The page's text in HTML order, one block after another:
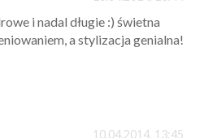
i nadal długie :) świetna
a stylizacja genialna!
10.04.2014, 13:45